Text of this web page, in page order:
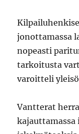
jonottamassa
nopeasti
tarkoitusta
varoitteli
Vantterat